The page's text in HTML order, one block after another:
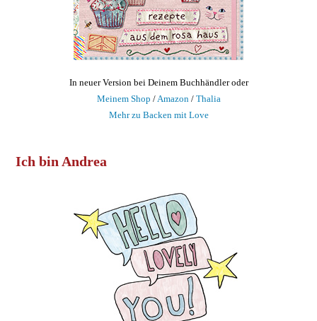
In neuer Version bei Deinem Buchhändler oder
Meinem Shop /Amazon/ Thalia
Mehr zu Backen mit Love
Ich bin Andrea